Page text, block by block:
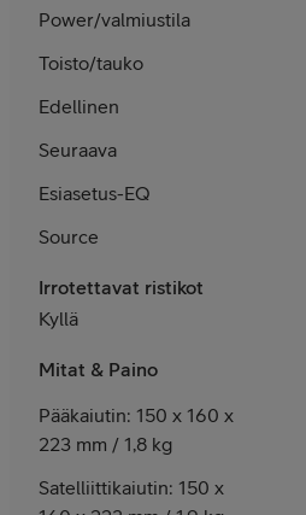
Power/valmiustila
Toisto/tauko
Edellinen
Seuraava
Esiasetus-EQ
Source
Irrotettavat ristikot
Kyllä
Mitat & Paino
Pääkaiutin: 150 x 160 x
223 mm / 1,8 kg
Satelliittikaiutin: 150 x